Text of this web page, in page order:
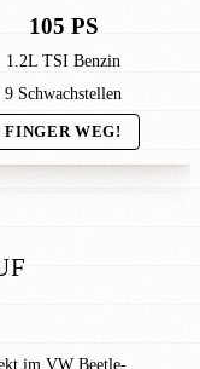
105 PS
1.2L TSI Benzin
9 Schwachstellen
FINGER WEG!
im VW Beetle-